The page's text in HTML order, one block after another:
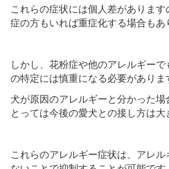
これらの症状には個人差がありま
症の方もいれば重症化する場合もあ
しかし、花粉症や他のアレルギー
の特定には慎重になる必要がありま
犬が原因のアレルギーと分かった
とっては今後の愛犬との接し方は大
これらのアレルギー症状は、アレ